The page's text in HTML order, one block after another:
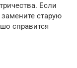
Если
старую
справится